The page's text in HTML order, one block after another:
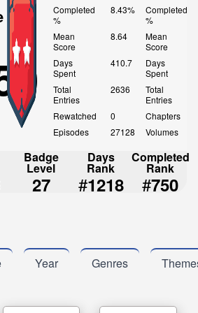
Completed
%
8.43%
Mean
Score
8.64
Days
Spent
410.7
Total
Entries
2636
Rewatched
0
Episodes
27128
Completed
%
Mean
Score
Days
Spent
Total
Entries
Chapters
Volumes
Badge
Level
27
Days
Rank
#1218
Completed
Rank
#750
Year Genres